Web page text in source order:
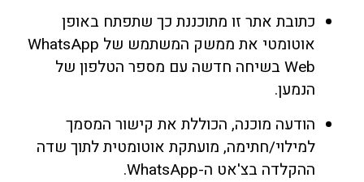
כתובת אתר זו מתוכננת כך שתפתח באופן
אוטומטי את ממשק המשתמש של WhatsApp
Web בשיחה חדשה עם מספר הטלפון של
הנמען.
הודעה מוכנה, הכוללת את קישור המסמך
למילוי/חתימה, מועתקת אוטומטית לתוך שדה
ההקלדה בצ'אט ה-WhatsApp.